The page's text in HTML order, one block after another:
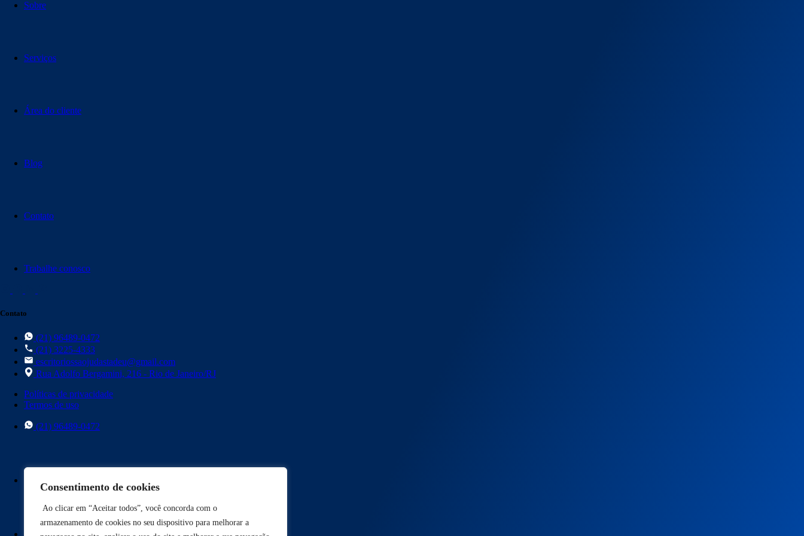
Consentimento de cookies
Ao clicar em “Aceitar todos”, você concorda com o
armazenamento de cookies no seu dispositivo para melhorar a
Sobre
Serviços
Área do cliente
Blog
Contato
Trabalhe conosco
Contato
(21) 96489-0472
(21) 3225-4333
escritoriossaojudastadeu@gmail.com
Rua Adolfo Bergamini, 216 - Rio de Janeiro/RJ
Políticas de privacidade
Termos de uso
(21) 96489-0472